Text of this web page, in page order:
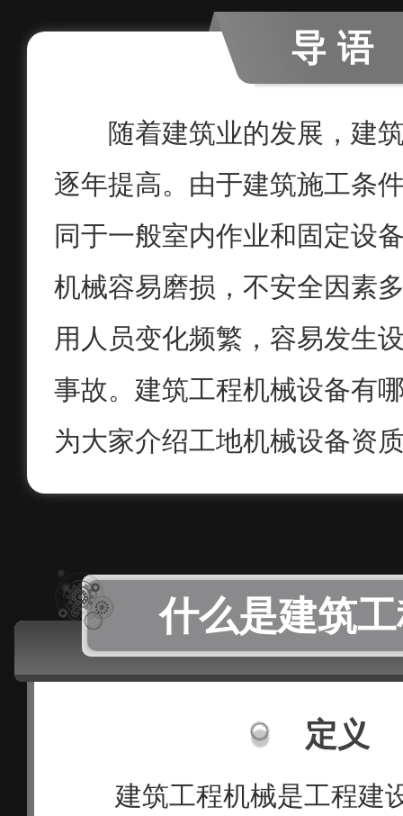
导语
随着建筑业的发展，建
逐年提高。由于建筑施工条
同于一般室内作业和固定设
机械容易磨损，不安全因素
用人员变化频繁，容易发生
事故。建筑工程机械设备有
为大家介绍工地机械设备资
什么是建筑
定义
建筑工程机械是工程建